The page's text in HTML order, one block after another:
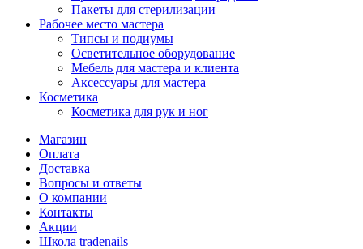
Пакеты для стерилизации
Рабочее место мастера
Типсы и подиумы
Осветительное оборудование
Мебель для мастера и клиента
Аксессуары для мастера
Косметика
Косметика для рук и ног
Магазин
Оплата
Доставка
Вопросы и ответы
О компании
Контакты
Акции
Школа tradenails